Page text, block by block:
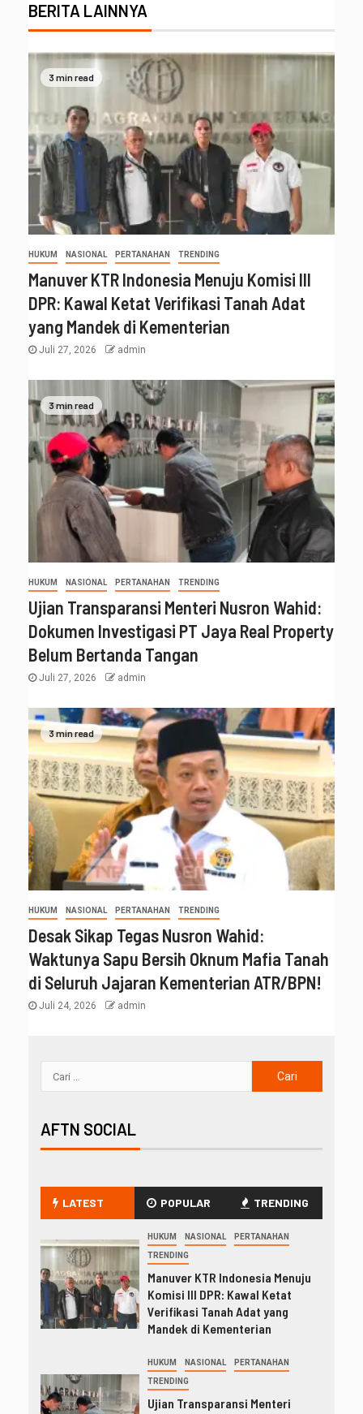
BERITA LAINNYA
3 min read
HUKUM NASIONAL PERTANAHAN TRENDING
Manuver KTR Indonesia Menuju Komisi III
DPR: Kawal Ketat Verifikasi Tanah Adat
yang Mandek di Kementerian
Juli 27, 2026 admin
3 min read
HUKUM NASIONAL PERTANAHAN TRENDING
Ujian Transparansi Menteri Nusron Wahid:
Dokumen Investigasi PT Jaya Real Property
Belum Bertanda Tangan
Juli 27, 2026 admin
3 min read
HUKUM NASIONAL PERTANAHAN TRENDING
Desak Sikap Tegas Nusron Wahid:
Waktunya Sapu Bersih Oknum Mafia Tanah
di Seluruh Jajaran Kementerian ATR/BPN!
Juli 24, 2026 admin
AFTN SOCIAL
LATEST POPULAR TRENDING
HUKUM NASIONAL PERTANAHAN
TRENDING
Manuver KTR Indonesia Menuju
Komisi III DPR: Kawal Ketat
Verifikasi Tanah Adat yang
Mandek di Kementerian
HUKUM NASIONAL PERTANAHAN
TRENDING
Ujian Transparansi Menteri